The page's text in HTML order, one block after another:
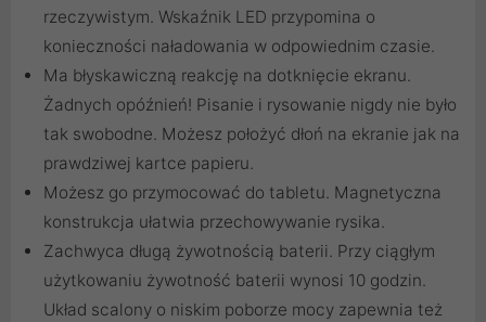
rzeczywistym. Wskaźnik LED przypomina o
konieczności naładowania w odpowiednim czasie.
Ma błyskawiczną reakcję na dotknięcie ekranu.
Żadnych opóźnień! Pisanie i rysowanie nigdy nie było
tak swobodne. Możesz położyć dłoń na ekranie jak na
prawdziwej kartce papieru.
Możesz go przymocować do tabletu. Magnetyczna
konstrukcja ułatwia przechowywanie rysika.
Zachwyca długą żywotnością baterii. Przy ciągłym
użytkowaniu żywotność baterii wynosi 10 godzin.
Układ scalony o niskim poborze mocy zapewnia też